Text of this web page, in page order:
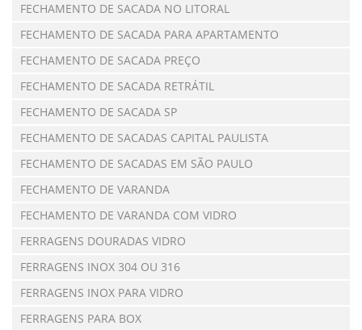
FECHAMENTO DE SACADA NO LITORAL
FECHAMENTO DE SACADA PARA APARTAMENTO
FECHAMENTO DE SACADA PREÇO
FECHAMENTO DE SACADA RETRÁTIL
FECHAMENTO DE SACADA SP
FECHAMENTO DE SACADAS CAPITAL PAULISTA
FECHAMENTO DE SACADAS EM SÃO PAULO
FECHAMENTO DE VARANDA
FECHAMENTO DE VARANDA COM VIDRO
FERRAGENS DOURADAS VIDRO
FERRAGENS INOX 304 OU 316
FERRAGENS INOX PARA VIDRO
FERRAGENS PARA BOX